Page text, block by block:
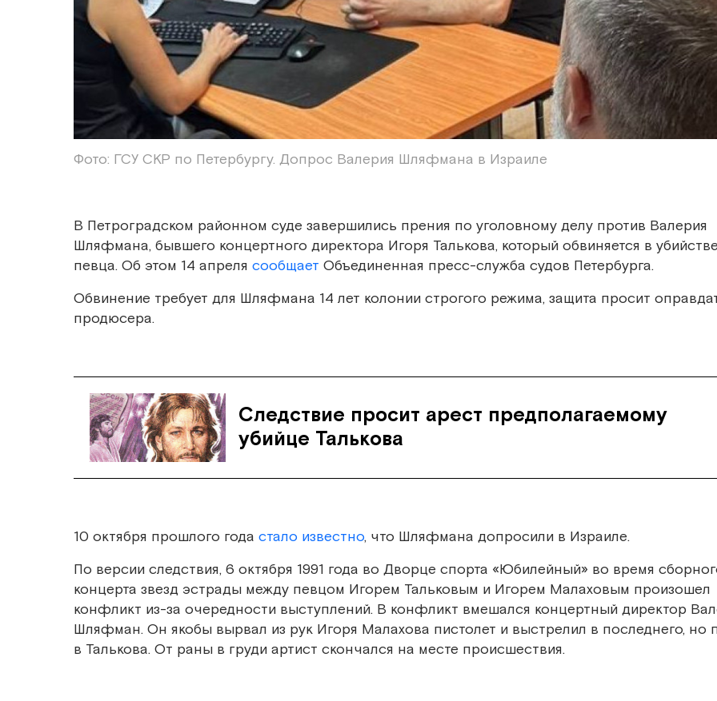
Фото: ГСУ СКР по Петербургу. Допрос Валерия Шляфмана в Израиле
В Петроградском районном суде завершились прения по уголовному делу против Валерия
Шляфмана, бывшего концертного директора Игоря Талькова, который обвиняется в
певца. Об этом 14 апреля сообщает Объединенная пресс-служба судов Петербурга.
Обвинение требует для Шляфмана 14 лет колонии строгого режима, защита просит
продюсера.
Следствие просит арест предполагаемому
убийце Талькова
10 октября прошлого года стало известно, что Шляфмана допросили в Израиле.
По версии следствия, 6 октября 1991 года во Дворце спорта «Юбилейный» во время
концерта звезд эстрады между певцом Игорем Тальковым и Игорем Малаховым произошел
конфликт из-за очередности выступлений. В конфликт вмешался концертный директор
Шляфман. Он якобы вырвал из рук Игоря Малахова пистолет и выстрелил в последнего, но
в Талькова. От раны в груди артист скончался на месте происшествия.